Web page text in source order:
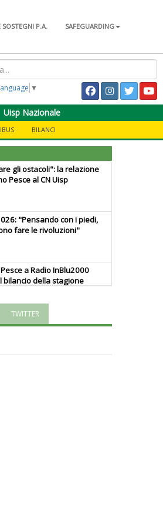
SOSTEGNI P.A.
SAFEGUARDING
▼
Uisp Nazionale
BILANCI
gli ostacoli": la relazione
Pesce al CN Uisp
"Pensando con i piedi,
fare le rivoluzioni"
a Radio InBlu2000
bilancio della stagione
TWITTER